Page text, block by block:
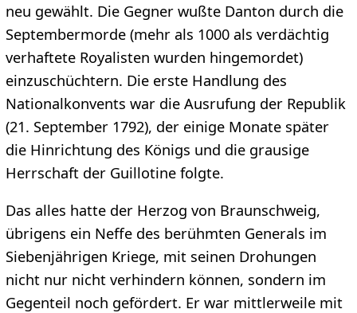
neu gewählt. Die Gegner wußte Danton durch die
Septembermorde (mehr als 1000 als verdächtig
verhaftete Royalisten wurden hingemordet)
einzuschüchtern. Die erste Handlung des
Nationalkonvents war die Ausrufung der Republik
(21. September 1792), der einige Monate später
die Hinrichtung des Königs und die grausige
Herrschaft der Guillotine folgte.
Das alles hatte der Herzog von Braunschweig,
übrigens ein Neffe des berühmten Generals im
Siebenjährigen Kriege, mit seinen Drohungen
nicht nur nicht verhindern können, sondern im
Gegenteil noch gefördert. Er war mittlerweile mit